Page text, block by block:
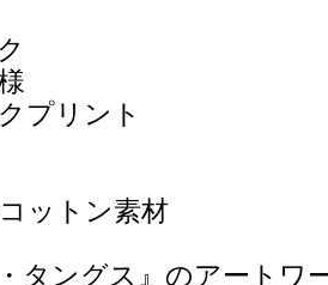
プリント
ットン素材
タングス』のアートワ